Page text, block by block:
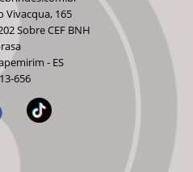
Vivacqua, 165
Sobre CEF BNH
- ES
656